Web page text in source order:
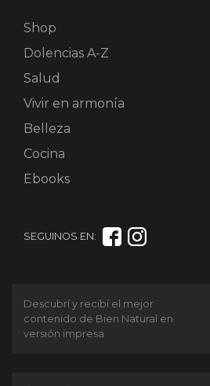
Shop
Dolencias A-Z
Salud
Vivir en armonía
Belleza
Cocina
Ebooks
SEGUINOS EN:
Descubrí y recibí el mejor
contenido de Bien Natural en
versión impresa